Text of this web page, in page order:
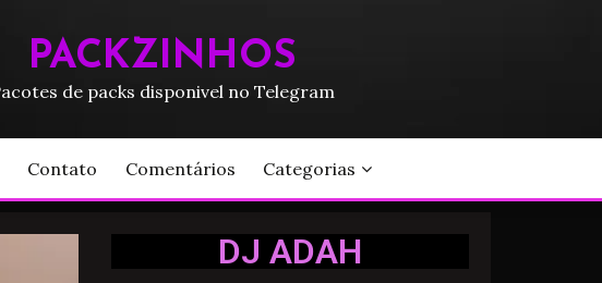
PACKZINHOS
de packs disponivel no Telegram
Contato Comentários Categorias
DJ ADAH